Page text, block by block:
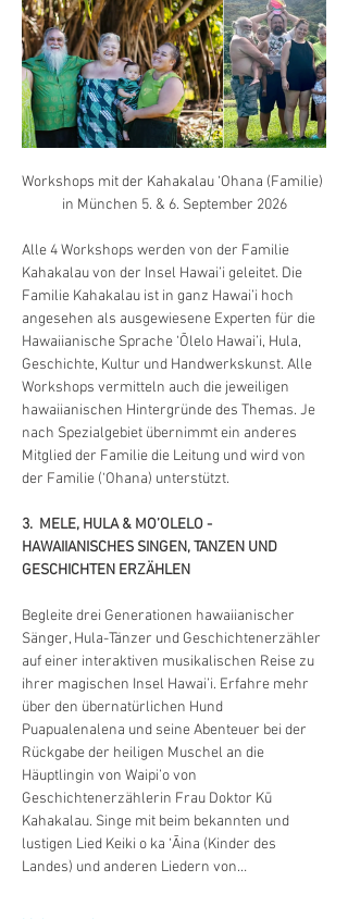
Workshops mit der Kahakalau ‘Ohana (Familie)
in München 5. & 6. September 2026
Alle 4 Workshops werden von der Familie
Kahakalau von der Insel Hawai’i geleitet. Die
Familie Kahakalau ist in ganz Hawai’i hoch
angesehen als ausgewiesene Experten für die
Hawaiianische Sprache ‘Õlelo Hawai’i, Hula,
Geschichte, Kultur und Handwerkskunst. Alle
Workshops vermitteln auch die jeweiligen
hawaiianischen Hintergründe des Themas. Je
nach Spezialgebiet übernimmt ein anderes
Mitglied der Familie die Leitung und wird von
der Familie (‘Ohana) unterstützt.
3.  MELE, HULA & MO’OLELO -
HAWAIIANISCHES SINGEN, TANZEN UND
GESCHICHTEN ERZÄHLEN
Begleite drei Generationen hawaiianischer
Sänger, Hula-Tänzer und Geschichtenerzähler
auf einer interaktiven musikalischen Reise zu
ihrer magischen Insel Hawai’i. Erfahre mehr
über den übernatürlichen Hund
Puapualenalena und seine Abenteuer bei der
Rückgabe der heiligen Muschel an die
Häuptlingin von Waipi’o von
Geschichtenerzählerin Frau Doktor Kū
Kahakalau. Singe mit beim bekannten und
lustigen Lied Keiki o ka ‘Āina (Kinder des
Landes) und anderen Liedern von…